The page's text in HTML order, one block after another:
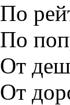
По
По
От
От